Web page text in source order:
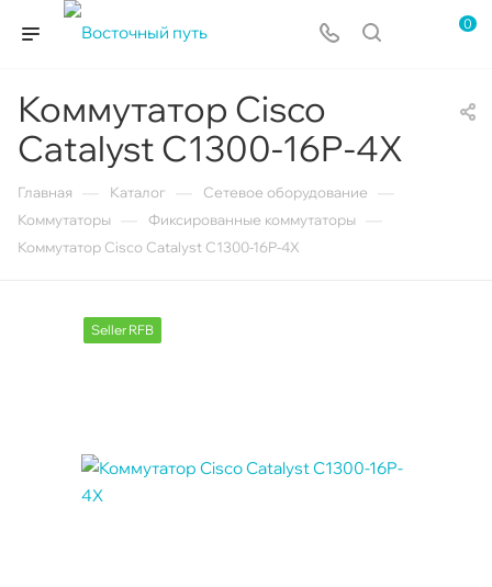
0
Коммутатор Cisco
Catalyst C1300-16P-4X
Главная Каталог Сетевое оборудование
Коммутаторы Фиксированные коммутаторы
Коммутатор Cisco Catalyst C1300-16P-4X
Seller RFB